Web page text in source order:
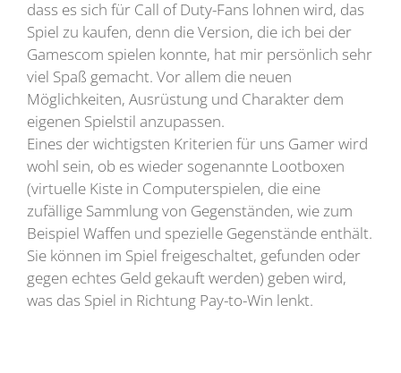
dass es sich für Call of Duty-Fans lohnen wird, das
Spiel zu kaufen, denn die Version, die ich bei der
Gamescom spielen konnte, hat mir persönlich sehr
viel Spaß gemacht. Vor allem die neuen
Möglichkeiten, Ausrüstung und Charakter dem
eigenen Spielstil anzupassen.
Eines der wichtigsten Kriterien für uns Gamer wird
wohl sein, ob es wieder sogenannte Lootboxen
(virtuelle Kiste in Computerspielen, die eine
zufällige Sammlung von Gegenständen, wie zum
Beispiel Waffen und spezielle Gegenstände enthält.
Sie können im Spiel freigeschaltet, gefunden oder
gegen echtes Geld gekauft werden) geben wird,
was das Spiel in Richtung Pay-to-Win lenkt.